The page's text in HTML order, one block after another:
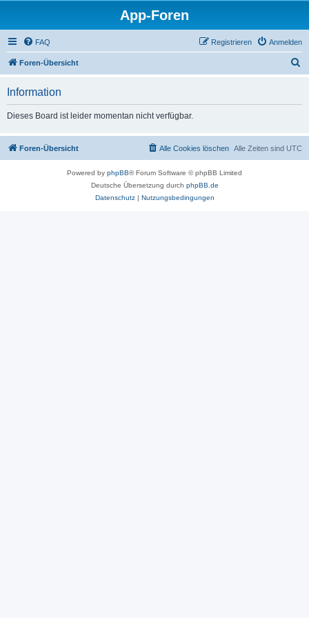
App-Foren
FAQ Anmelden
Registrieren
Foren-Übersicht
Information
Dieses Board ist leider momentan nicht verfügbar.
Foren-Übersicht Alle Zeiten sind UTC
Alle Cookies löschen
Powered by phpBB® Forum Software © phpBB Limited
Deutsche Übersetzung durch phpBB.de
Datenschutz| Nutzungsbedingungen